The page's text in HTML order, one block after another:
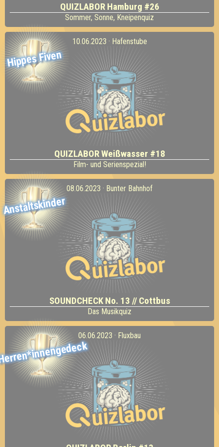
QUIZLABOR Hamburg #26
Sommer, Sonne, Kneipenquiz
Hippes Fiven
10.06.2023 · Hafenstube
QUIZLABOR Weißwasser #18
Film- und Serienspezial!
Anstaltskinder
08.06.2023 · Bunter Bahnhof
SOUNDCHECK No. 13 // Cottbus
Das Musikquiz
06.06.2023 · Fluxbau